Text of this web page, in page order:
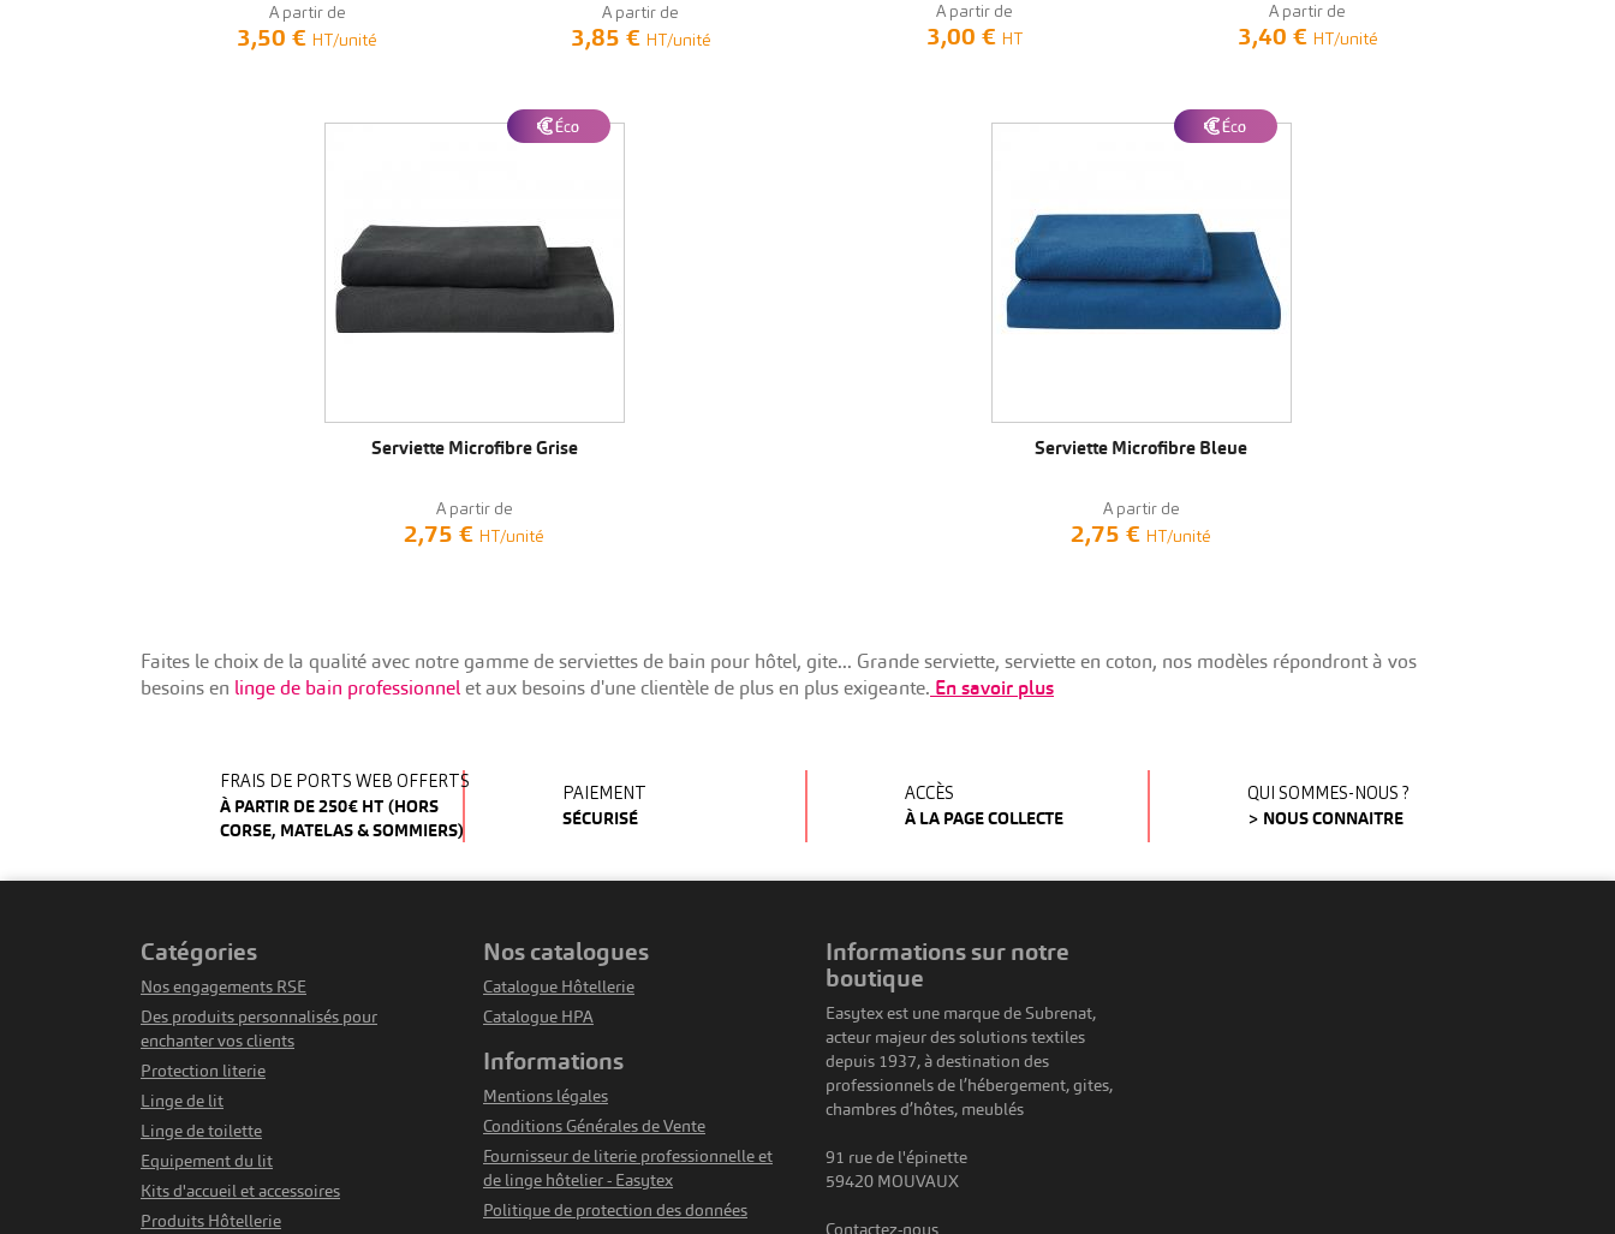
A partir de
3,50 € HT/unité
A partir de
3,85 € HT/unité
A partir de
3,00 € HT
A partir de
3,40 € HT/unité
VOIR LE PRODUIT
Serviette Microfibre Grise
A partir de
2,75 € HT/unité
VOIR LE PRODUIT
Serviette Microfibre Bleue
A partir de
2,75 € HT/unité
Faites le choix de la qualité avec notre gamme de serviettes de bain pour hôtel, gite... Grande serviette, serviette en coton, nos modèles répondront à vos
besoins en linge de bain professionnelet aux besoins d'une clientèle de plus en plus exigeante. En savoir plus
FRAIS DE PORTS WEB OFFERTS
À PARTIR DE 250€ HT (HORS
CORSE, MATELAS & SOMMIERS)
PAIEMENT
SÉCURISÉ
ACCÈS
À LA PAGE COLLECTE
QUI SOMMES-NOUS ?
> NOUS CONNAITRE
catégories
Nos engagements RSE
Des produits personnalisés pour
enchanter vos clients
Protection literie
Linge de lit
Linge de toilette
Equipement du lit
Kits d'accueil et accessoires
Produits Hôtellerie
nos catalogues
Catalogue Hôtellerie
Catalogue HPA
informations
Mentions légales
Conditions Générales de Vente
Fournisseur de literie professionnelle et
de linge hôtelier - Easytex
Politique de protection des données
informations sur notre
boutique
Easytex est une marque de Subrenat,
acteur majeur des solutions textiles
depuis 1937, à destination des
professionnels de l’hébergement, gites,
chambres d’hôtes, meublés
91 rue de l'épinette
59420 MOUVAUX
Contactez-nous